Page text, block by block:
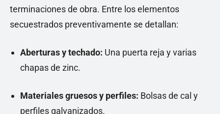
terminaciones de obra. Entre los elementos
secuestrados preventivamente se detallan:
Aberturas y techado: Una puerta reja y varias
chapas de zinc.
Materiales gruesos y perfiles: Bolsas de cal y
perfiles galvanizados.